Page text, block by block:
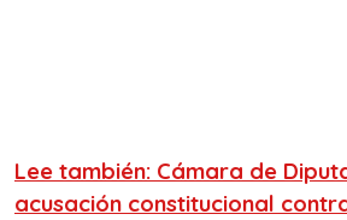
Lee también: Cámara de
acusación constitucional